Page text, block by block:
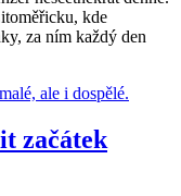
kde
za ním každý den
začátek